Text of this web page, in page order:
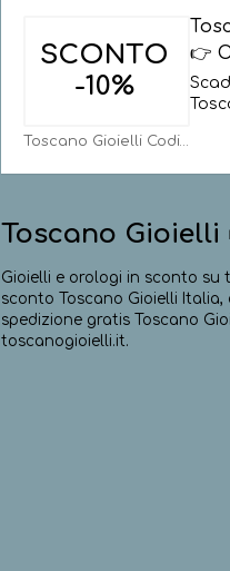
SCONTO
-10%
Toscano Gioielli Codici
👉
Toscano Gioielli
Gioielli e orologi in sconto su
sconto Toscano Gioielli
spedizione gratis Toscano
toscanogioielli.it.